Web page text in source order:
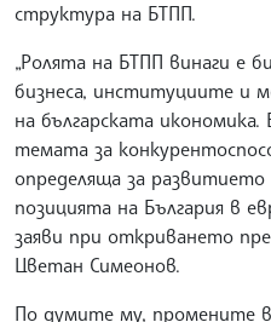
структура на БТПП.
„Ролята на БТПП винаги е
бизнеса, институциите и
на българската
темата за
определяща за
позицията на България в
заяви при откриването
Цветан Симеонов.
По думите му, промените